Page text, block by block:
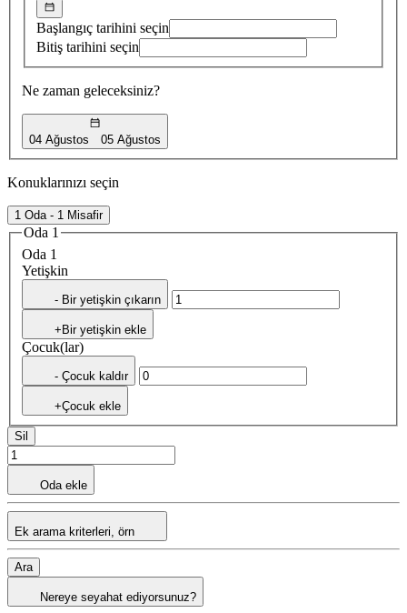
Başlangıç tarihini seçin
Bitiş tarihini seçin
Ne zaman geleceksiniz?
04 Ağustos 05 Ağustos
Konuklarınızı seçin
1 Oda - 1 Misafir
Oda 1
Oda 1
Yetişkin
- Bir yetişkin çıkarın
+Bir yetişkin ekle
Çocuk(lar)
- Çocuk kaldır
+Çocuk ekle
Sil
Oda ekle
Ek arama kriterleri, örn
Ara
Nereye seyahat ediyorsunuz?